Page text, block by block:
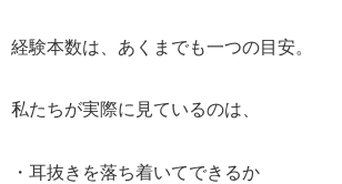
経験本数は、あくまでも一つの目安。
私たちが実際に見ているのは、
・耳抜きを落ち着いてできるか